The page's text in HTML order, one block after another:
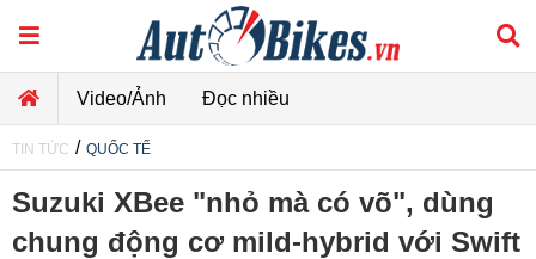
Video/Ảnh Đọc nhiều
TIN TỨC / QUỐC TẾ
Suzuki XBee "nhỏ mà có võ", dùng
chung động cơ mild-hybrid với Swift